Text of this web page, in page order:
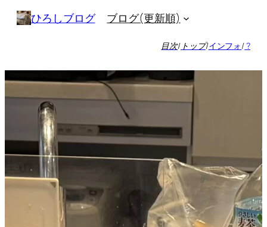
キ
ッ
プ
ひろしブログ ブログ(更新順)
目次/ トップ/インフォ/?